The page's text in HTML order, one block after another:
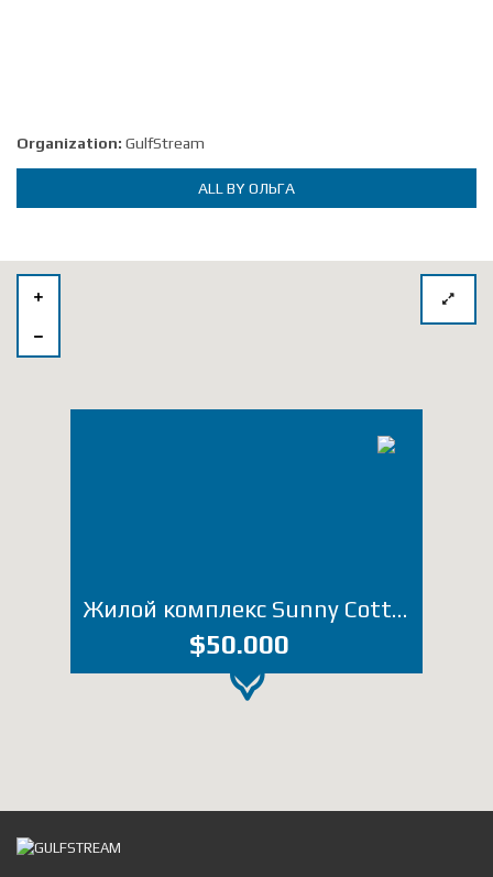
Organization: GulfStream
ALL BY ОЛЬГА
Жилой комплекс Sunny Cottage (Лот П041ЕМ)
$50.000